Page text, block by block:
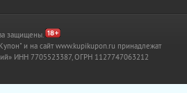
защищены.
и на сайт www.kupikupon.ru принадлежат
ИНН 7705523387, ОГРН 1127747063212